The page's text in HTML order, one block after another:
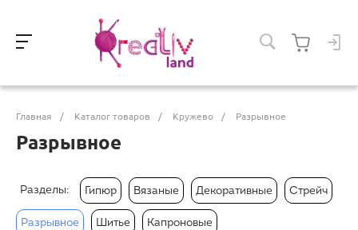
Главная / Каталог товаров / Кружево / Разрывное
Разрывное
Разделы: Гипюр Вязаные Декоративные Стрейч
Разрывное Шитье Капроновые